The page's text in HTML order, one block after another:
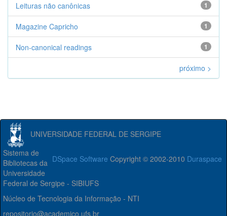
1
Leituras não canônicas
1
Magazine Capricho
1
Non-canonical readings
próximo >
UNIVERSIDADE FEDERAL DE SERGIPE
DSpace Software Copyright © 2002-2010 Duraspace
Sistema de
Bibliotecas da
Universidade
Federal de Sergipe - SIBIUFS
Núcleo de Tecnologia da Informação - NTI
repositorio@academico.ufs.br